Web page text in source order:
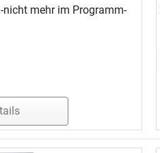
nicht mehr im Programm-